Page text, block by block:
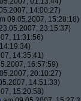
14:00:27)
09.05.2007, 15:28:18)
23:15:37)
11:31:56)
14:35:41)
16:57:59)
20:10:27)
14:51:33)
15:20:58)